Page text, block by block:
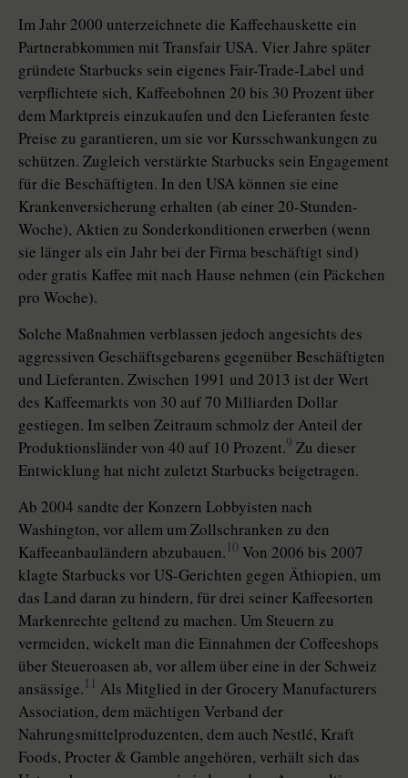
Im Jahr 2000 unterzeichnete die Kaffeehauskette ein
Partnerabkommen mit Transfair USA. Vier Jahre später
gründete Starbucks sein eigenes Fair-Trade-Label und
verpflichtete sich, Kaffeebohnen 20 bis 30 Prozent über
dem Marktpreis einzukaufen und den Lieferanten feste
Preise zu garantieren, um sie vor Kursschwankungen zu
schützen. Zugleich verstärkte Starbucks sein Engagement
für die Beschäftigten. In den USA können sie eine
Krankenversicherung erhalten (ab einer 20-Stunden-
Woche), Aktien zu Sonderkonditionen erwerben (wenn
sie länger als ein Jahr bei der Firma beschäftigt sind)
oder gratis Kaffee mit nach Hause nehmen (ein Päckchen
pro Woche).
Solche Maßnahmen verblassen jedoch angesichts des
aggressiven Geschäftsgebarens gegenüber Beschäftigten
und Lieferanten. Zwischen 1991 und 2013 ist der Wert
des Kaffeemarkts von 30 auf 70 Milliarden Dollar
gestiegen. Im selben Zeitraum schmolz der Anteil der
Produktionsländer von 40 auf 10 Prozent.9 Zu dieser
Entwicklung hat nicht zuletzt Starbucks beigetragen.
Ab 2004 sandte der Konzern Lobbyisten nach
Washington, vor allem um Zollschranken zu den
Kaffeeanbauländern abzubauen. 10 Von 2006 bis 2007
klagte Starbucks vor US-Gerichten gegen Äthiopien, um
das Land daran zu hindern, für drei seiner Kaffeesorten
Markenrechte geltend zu machen. Um Steuern zu
vermeiden, wickelt man die Einnahmen der Coffeeshops
über Steueroasen ab, vor allem über eine in der Schweiz
ansässige. 11 Als Mitglied in der Grocery Manufacturers
Association, dem mächtigen Verband der
Nahrungsmittelproduzenten, dem auch Nestlé, Kraft
Foods, Procter & Gamble angehören, verhält sich das